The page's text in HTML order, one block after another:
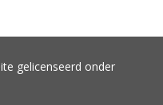
gelicenseerd onder